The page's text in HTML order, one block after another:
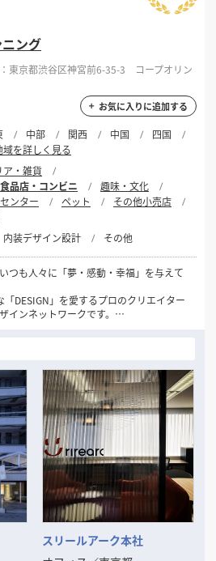
ング
東京都渋谷区神宮前6-35-3 コープオリン
お気に入りに追加する
中部 関西 中国
四国
域を詳しく見る
ア・雑貨
品店・コンビニ
趣味・文化
ンター
ペット
その他小売店
内装デザイン設計 その他
つも人々に「夢・感動・幸福」を与えて
「DESIGN」を愛するプロのクリエイター
インネットワークです。
り一貫して“人々にデザインを通して幸
念頭に「愛のあるDESIGN」を数多くの
。
は一層加速し本質の見極めが困難となる
的確に捉えながらもけっして流されるこ
らに追求してまいります。
プランニングで培った確かな経験と実績
ーとして「最良の空間づくり」をお手伝
スリールアーク本社